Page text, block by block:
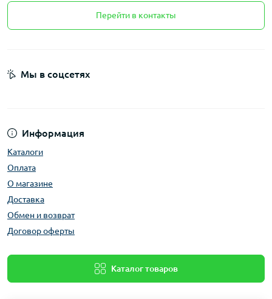
Перейти в контакты
Информация
Каталоги
Оплата
О магазине
Доставка
Обмен и возврат
Договор оферты
Каталог товаров
Мы в соцсетях